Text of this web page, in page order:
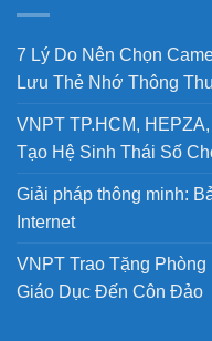
7 Lý Do Nên Chọn
Lưu Thẻ Nhớ Thông
VNPT TP.HCM,
Tạo Hệ Sinh Thái Số
Giải pháp thông minh:
Internet
VNPT Trao Tặng
Giáo Dục Đến Côn Đảo